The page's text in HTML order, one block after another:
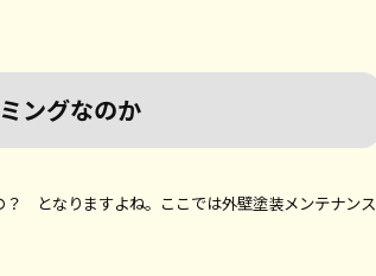
ングなのか
？ となりますよね。ここでは外壁塗装メンテナンス